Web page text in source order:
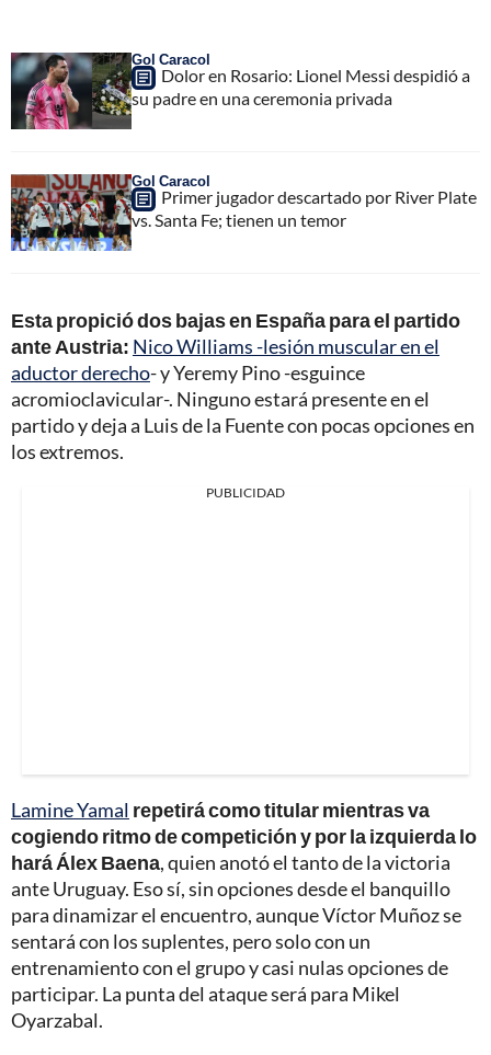
Gol Caracol
Dolor en Rosario: Lionel Messi despidió a
su padre en una ceremonia privada
Gol Caracol
Primer jugador descartado por River Plate
vs. Santa Fe; tienen un temor
Esta propició dos bajas en España para el partido
ante Austria: Nico Williams -lesión muscular en el
aductor derecho- y Yeremy Pino -esguince
acromioclavicular-. Ninguno estará presente en el
partido y deja a Luis de la Fuente con pocas opciones en
los extremos.
PUBLICIDAD
Lamine Yamal repetirá como titular mientras va
cogiendo ritmo de competición y por la izquierda lo
hará Álex Baena, quien anotó el tanto de la victoria
ante Uruguay. Eso sí, sin opciones desde el banquillo
para dinamizar el encuentro, aunque Víctor Muñoz se
sentará con los suplentes, pero solo con un
entrenamiento con el grupo y casi nulas opciones de
participar. La punta del ataque será para Mikel
Oyarzabal.